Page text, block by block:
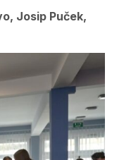
Josip Puček,